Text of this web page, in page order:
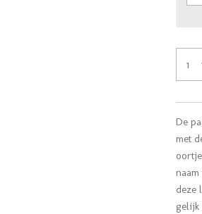
De
met
deze
gelijk